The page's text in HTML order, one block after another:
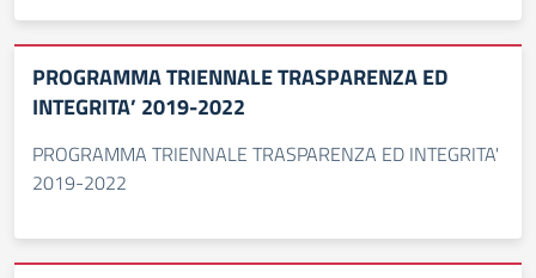
PROGRAMMA TRIENNALE TRASPARENZA ED
INTEGRITA’ 2019-2022
PROGRAMMA TRIENNALE TRASPARENZA ED INTEGRITA'
2019-2022